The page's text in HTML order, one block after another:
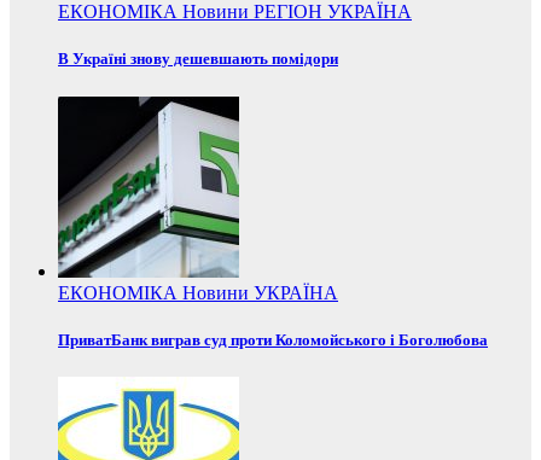
ЕКОНОМІКА Новини РЕГІОН УКРАЇНА
В Україні знову дешевшають помідори
ЕКОНОМІКА Новини УКРАЇНА
ПриватБанк виграв суд проти Коломойського і Боголюбова